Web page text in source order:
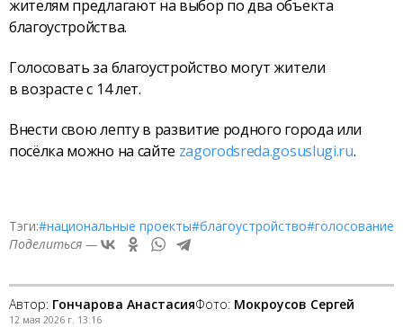
жителям предлагают на выбор по два объекта
благоустройства.
Голосовать за благоустройство могут жители
в возрасте с 14 лет.
Внести свою лепту в развитие родного города или
посёлка можно на сайте zagorodsreda.gosuslugi.ru.
Тэги:#национальные проекты#благоустройство#голосование
Поделиться —
Автор: Гончарова АнастасияФото: Мокроусов Сергей
12 мая 2026 г. 13:16